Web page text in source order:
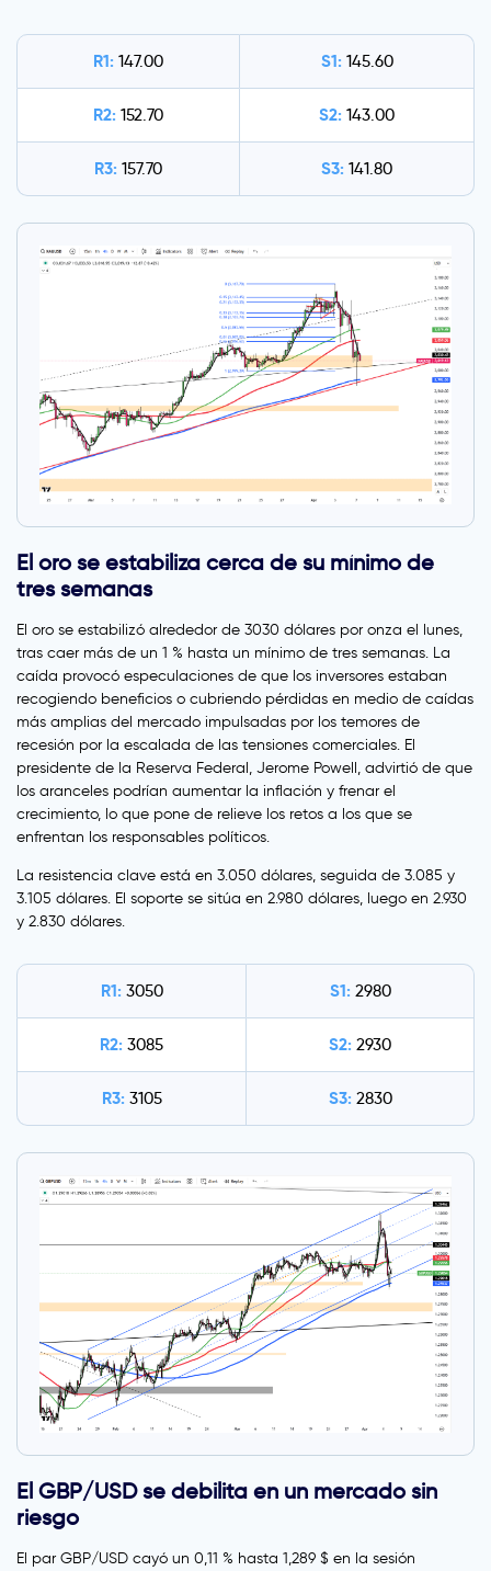
R1: 147.00 S1: 145.60
R2: 152.70 S2: 143.00
R3: 157.70 S3: 141.80
El oro se estabiliza cerca de su mínimo de
tres semanas
El oro se estabilizó alrededor de 3030 dólares por onza el lunes,
tras caer más de un 1 % hasta un mínimo de tres semanas. La
caída provocó especulaciones de que los inversores estaban
recogiendo beneficios o cubriendo pérdidas en medio de caídas
más amplias del mercado impulsadas por los temores de
recesión por la escalada de las tensiones comerciales. El
presidente de la Reserva Federal, Jerome Powell, advirtió de que
los aranceles podrían aumentar la inflación y frenar el
crecimiento, lo que pone de relieve los retos a los que se
enfrentan los responsables políticos.
La resistencia clave está en 3.050 dólares, seguida de 3.085 y
3.105 dólares. El soporte se sitúa en 2.980 dólares, luego en 2.930
y 2.830 dólares.
R1: 3050 S1: 2980
R2: 3085 S2: 2930
R3: 3105 S3: 2830
El GBP/USD se debilita en un mercado sin
riesgo
El par GBP/USD cayó un 0,11 % hasta 1,289 $ en la sesión